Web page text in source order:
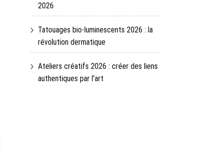
2026
Tatouages bio-luminescents 2026 : la
révolution dermatique
Ateliers créatifs 2026 : créer des liens
authentiques par l’art